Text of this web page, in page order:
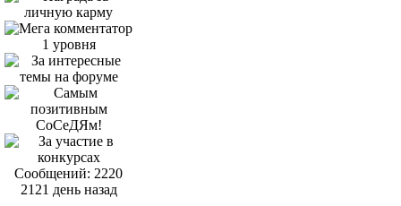
Сообщений: 2220
2121 день назад